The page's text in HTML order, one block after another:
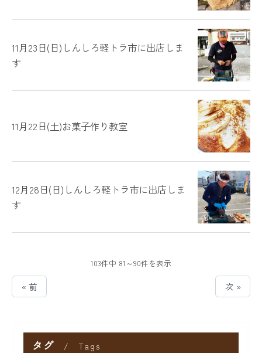
11月23日(日)しんしろ軽トラ市に出店しま
す
11月22日(土)お菓子作り教室
12月28日(日)しんしろ軽トラ市に出店しま
す
103件中 81～90件を表示
« 前 次 »
タグ Tags